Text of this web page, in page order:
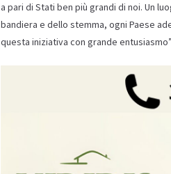
a pari di Stati ben più grandi di noi. Un
bandiera e dello stemma, ogni Paese
questa iniziativa con grande